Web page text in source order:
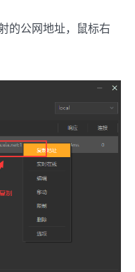
的公网地址，鼠标右